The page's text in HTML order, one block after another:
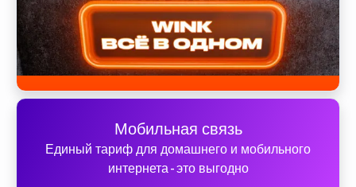
Мобильная связь
Единый тариф для домашнего и мобильного
интернета - это выгодно